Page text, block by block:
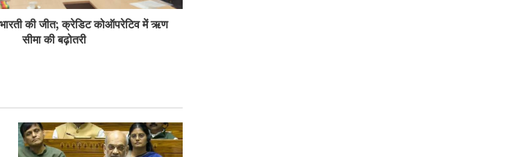
ने राजस्थान में ‘भारत टैक्सी’ सेवा का
की जीत; क्रेडिट कोऑपरेटिव में ऋण
सीमा की बढ़ोतरी